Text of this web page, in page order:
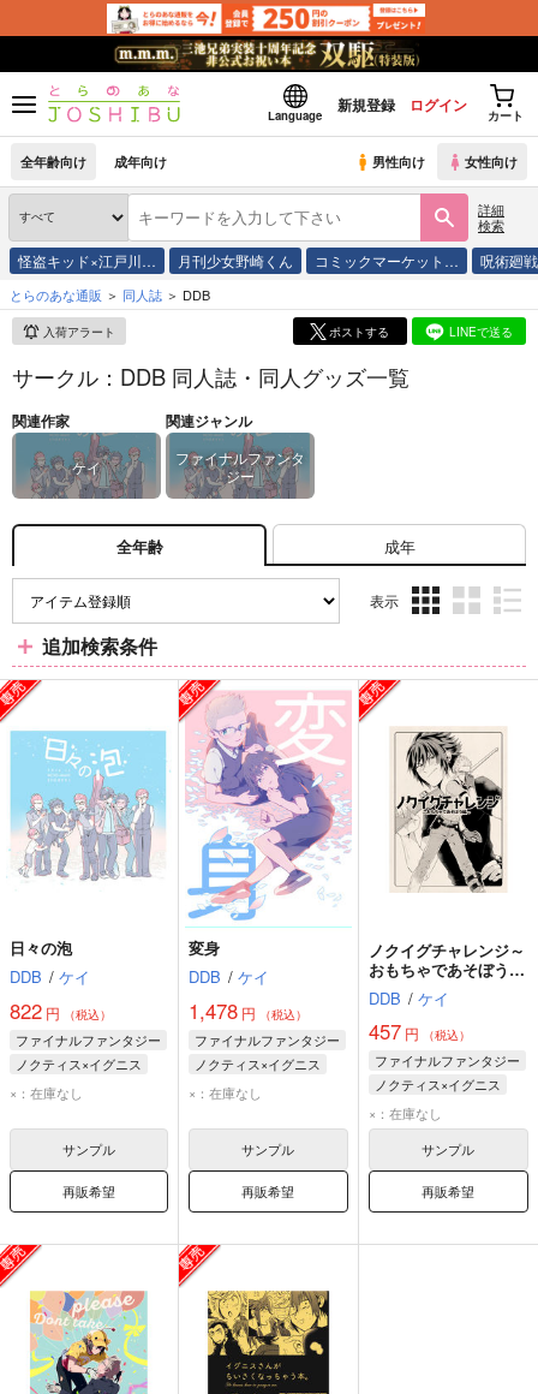
Language
新規登録 ログイン
カート
全年齢向け 成年向け 男性向け 女性向け
詳細
検索
怪盗キッド×江戸川… 月刊少女野崎くん コミックマーケット… 呪術廻戦
とらのあな通販 同人誌 DDB
入荷アラート ポストする LINEで送る
サークル：DDB 同人誌・同人グッズ一覧
関連作家
ケイ
関連ジャンル
ファイナルファンタ
ジー
全年齢 成年
表示
ム
表
ム
表
ム
表
追加検索条件
日々の泡
DDB / ケイ
822 円 （税込）
ファイナルファンタジー
ノクティス×イグニス
×：在庫なし
サンプル
再販希望
変身
DDB / ケイ
1,478 円 （税込）
ファイナルファンタジー
ノクティス×イグニス
×：在庫なし
サンプル
再販希望
ノクイグチャレンジ～
おもちゃであそぼう編
～
DDB / ケイ
457円 （税込）
ファイナルファンタジー
ノクティス×イグニス
×：在庫なし
サンプル
再販希望